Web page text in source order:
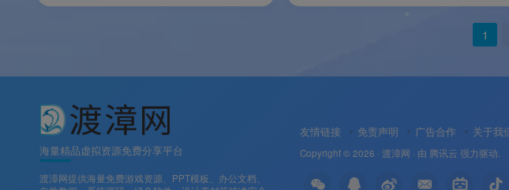
1
海量精品虚拟资源免费分享平台
渡漳网提供海量免费游戏资源、PPT模板、办公文档、
友情链接 免责声明 广告合作 关于我
Copyright © 2026 · 渡漳网 · 由 腾讯云 强力驱动.